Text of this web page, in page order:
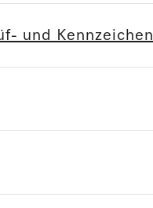
und Kennzeichen